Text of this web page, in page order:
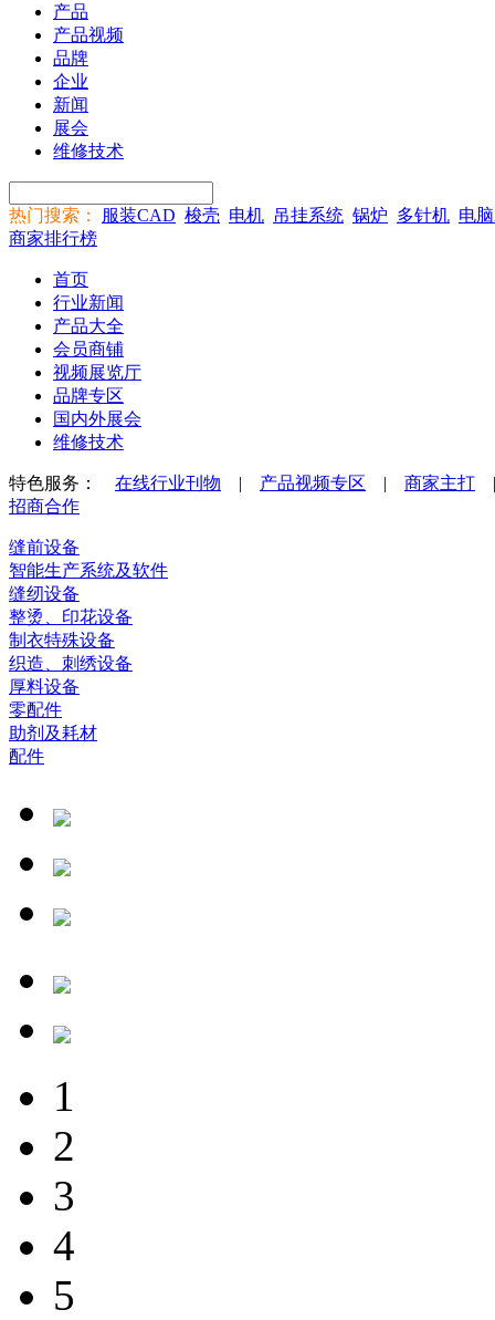
产品
产品视频
品牌
企业
新闻
展会
维修技术
热门搜索： 服装CAD 梭壳 电机 吊挂系统 锅炉 多针机 电
商家排行榜
首页
行业新闻
产品大全
会员商铺
视频展览厅
品牌专区
国内外展会
维修技术
特色服务： 在线行业刊物 | 产品视频专区 | 商家主打
招商合作
缝前设备
智能生产系统及软件
缝纫设备
整烫、印花设备
制衣特殊设备
织造、刺绣设备
厚料设备
零配件
助剂及耗材
配件
1
2
3
4
5